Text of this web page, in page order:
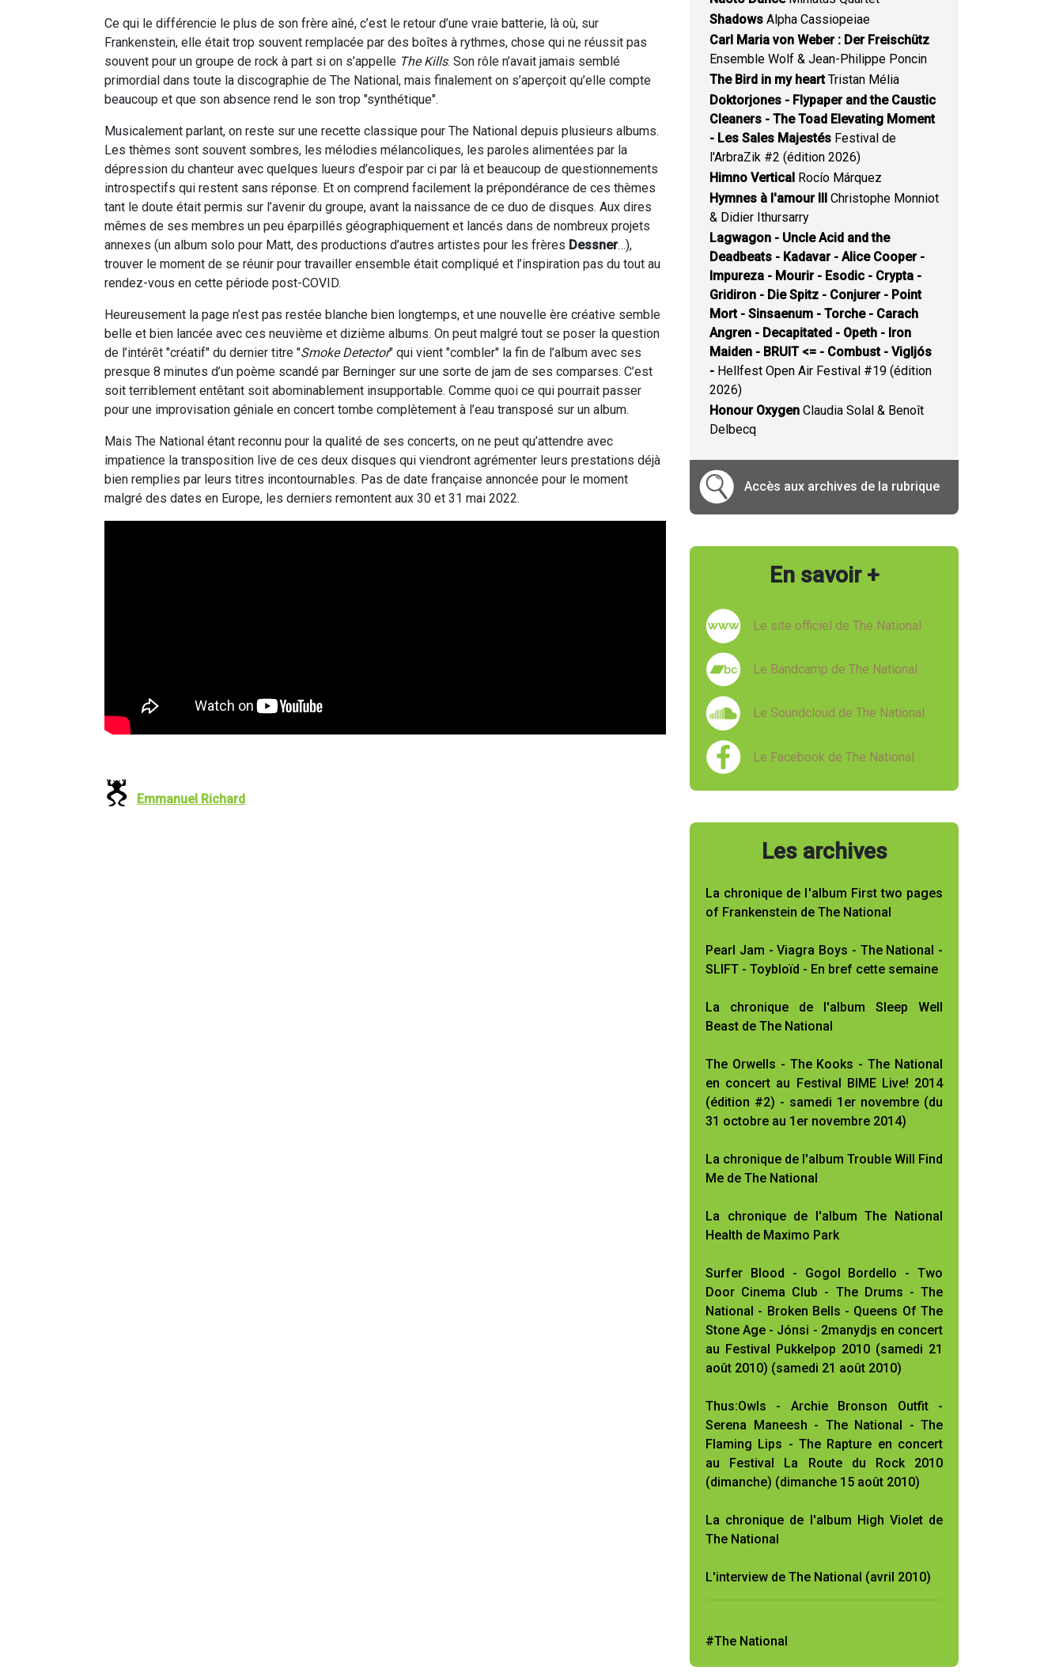
Ce qui le différencie le plus de son frère aîné, c’est le retour d’une vraie batterie, là où, sur
Frankenstein, elle était trop souvent remplacée par des boîtes à rythmes, chose qui ne réussit pas
souvent pour un groupe de rock à part si on s’appelle The Kills. Son rôle n’avait jamais semblé
primordial dans toute la discographie de The National, mais finalement on s’aperçoit qu’elle compte
beaucoup et que son absence rend le son trop "synthétique".
Musicalement parlant, on reste sur une recette classique pour The National depuis plusieurs albums.
Les thèmes sont souvent sombres, les mélodies mélancoliques, les paroles alimentées par la
dépression du chanteur avec quelques lueurs d’espoir par ci par là et beaucoup de questionnements
introspectifs qui restent sans réponse. Et on comprend facilement la prépondérance de ces thèmes
tant le doute était permis sur l’avenir du groupe, avant la naissance de ce duo de disques. Aux dires
mêmes de ses membres un peu éparpillés géographiquement et lancés dans de nombreux projets
annexes (un album solo pour Matt, des productions d’autres artistes pour les frères Dessner…),
trouver le moment de se réunir pour travailler ensemble était compliqué et l’inspiration pas du tout au
rendez-vous en cette période post-COVID.
Heureusement la page n’est pas restée blanche bien longtemps, et une nouvelle ère créative semble
belle et bien lancée avec ces neuvième et dizième albums. On peut malgré tout se poser la question
de l’intérêt "créatif" du dernier titre "Smoke Detector" qui vient "combler" la fin de l’album avec ses
presque 8 minutes d’un poème scandé par Berninger sur une sorte de jam de ses comparses. C’est
soit terriblement entêtant soit abominablement insupportable. Comme quoi ce qui pourrait passer
pour une improvisation géniale en concert tombe complètement à l’eau transposé sur un album.
Mais The National étant reconnu pour la qualité de ses concerts, on ne peut qu’attendre avec
impatience la transposition live de ces deux disques qui viendront agrémenter leurs prestations déjà
bien remplies par leurs titres incontournables. Pas de date française annoncée pour le moment
malgré des dates en Europe, les derniers remontent aux 30 et 31 mai 2022.
Emmanuel Richard
Shadows Alpha Cassiopeiae
Carl Maria von Weber : Der Freischütz
Ensemble Wolf & Jean-Philippe Poncin
The Bird in my heartTristan Mélia
Doktorjones - Flypaper and the Caustic
Cleaners - The Toad Elevating Moment
- Les Sales Majestés Festival de
l'ArbraZik #2 (édition 2026)
Himno Vertical Rocío Márquez
Hymnes à l'amour III Christophe Monniot
& Didier Ithursarry
Lagwagon - Uncle Acid and the
Deadbeats - Kadavar - Alice Cooper -
Impureza - Mourir - Esodic - Crypta -
Gridiron - Die Spitz - Conjurer - Point
Mort - Sinsaenum - Torche - Carach
Angren - Decapitated - Opeth - Iron
Maiden - BRUIT <= - Combust - Vigljós
- Hellfest Open Air Festival #19 (édition
2026)
Honour Oxygen Claudia Solal & Benoît
Delbecq
Accès aux archives de la rubrique
En savoir +
Le site officiel de The National
Le Bandcamp de The National
Le Soundcloud de The National
Le Facebook de The National
Les archives
La chronique de l'album First two pages
of Frankenstein de The National
Pearl Jam - Viagra Boys - The National -
SLIFT - Toybloïd - En bref cette semaine
La chronique de l'album Sleep Well
Beast de The National
The Orwells - The Kooks - The National
en concert au Festival BIME Live! 2014
(édition #2) - samedi 1er novembre (du
31 octobre au 1er novembre 2014)
La chronique de l'album Trouble Will Find
Me de The National
La chronique de l'album The National
Health de Maximo Park
Surfer Blood - Gogol Bordello - Two
Door Cinema Club - The Drums - The
National - Broken Bells - Queens Of The
Stone Age - Jónsi - 2manydjs en concert
au Festival Pukkelpop 2010 (samedi 21
août 2010) (samedi 21 août 2010)
Thus:Owls - Archie Bronson Outfit -
Serena Maneesh - The National - The
Flaming Lips - The Rapture en concert
au Festival La Route du Rock 2010
(dimanche) (dimanche 15 août 2010)
La chronique de l'album High Violet de
The National
L'interview de The National (avril 2010)
#The National